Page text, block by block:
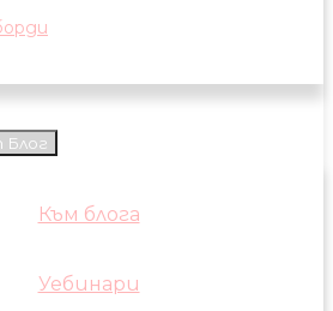
Блог
Към блога
Уебинари